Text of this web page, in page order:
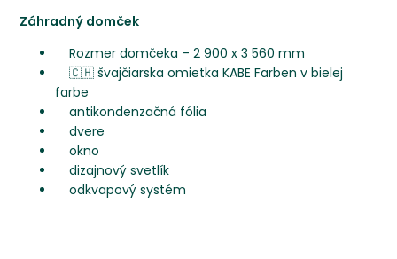
Záhradný domček
Rozmer domčeka – 2 900 x 3 560 mm
🇨🇭 švajčiarska omietka KABE Farben v bielej
farbe
antikondenzačná fólia
dvere
okno
dizajnový svetlík
odkvapový systém